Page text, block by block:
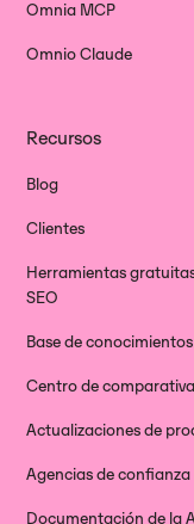
Omnia MCP
Omnio Claude
Recursos
Blog
Clientes
Herramientas
SEO
Base de conocimientos
Centro de
Actualizaciones de
Agencias de confianza
Documentación de la